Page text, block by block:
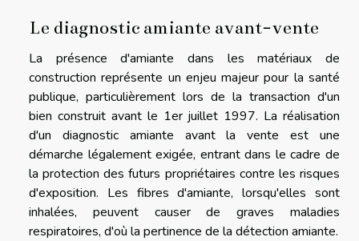
Le diagnostic amiante avant-vente
La présence d'amiante dans les matériaux de
construction représente un enjeu majeur pour la santé
publique, particulièrement lors de la transaction d'un
bien construit avant le 1er juillet 1997. La réalisation
d'un diagnostic amiante avant la vente est une
démarche légalement exigée, entrant dans le cadre de
la protection des futurs propriétaires contre les risques
d'exposition. Les fibres d'amiante, lorsqu'elles sont
inhalées, peuvent causer de graves maladies
respiratoires, d'où la pertinence de la détection amiante.